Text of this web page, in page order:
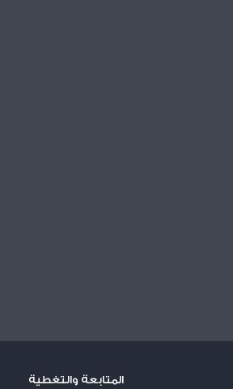
المتابعة والتغطية